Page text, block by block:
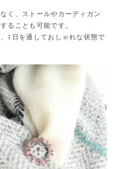
く、ストールやカーディガン
ることも可能です。
1日を通しておしゃれな状態で